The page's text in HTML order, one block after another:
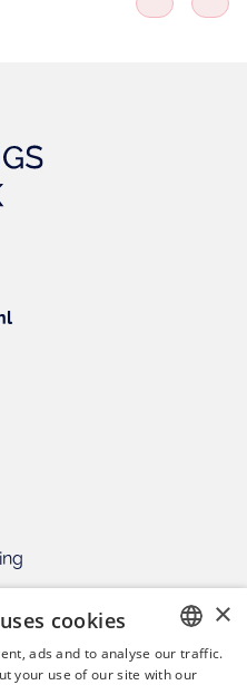
DUTCH
×
cookies
ads and to analyse our traffic.
your use of our site with our